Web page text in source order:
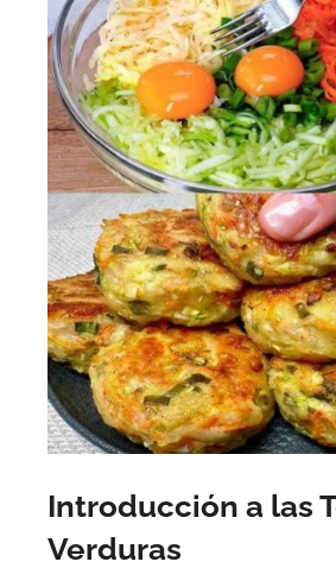
Introducción a las
Verduras